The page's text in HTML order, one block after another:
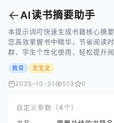
←AI读书摘要助手
本提示词可快速生成书籍核心摘
您高效掌握书中精华，节省阅读
群、学生个性化使用，轻松提升
教育 文生文
2025-10-31 513 0
自定义参数（4个）